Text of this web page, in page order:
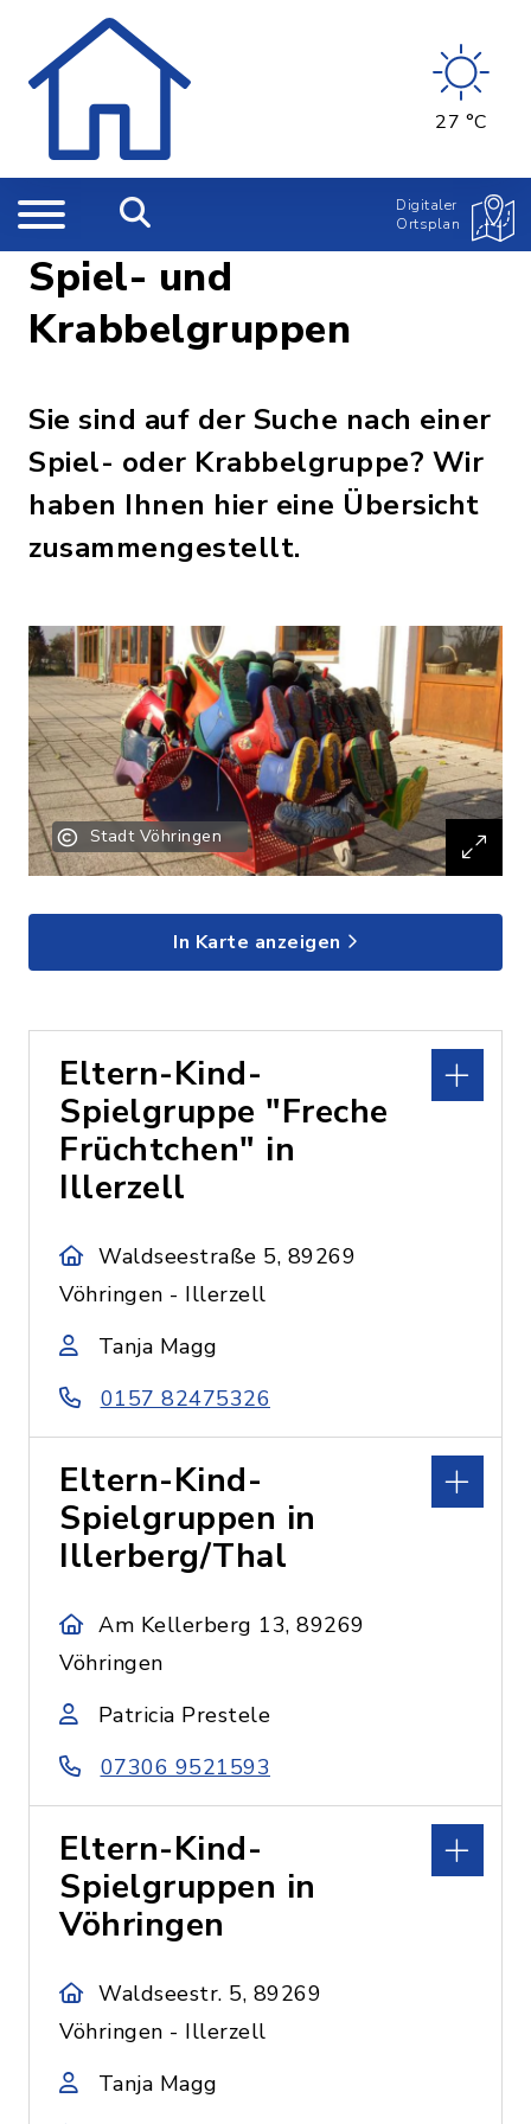
27 °C
Digitaler
Ortsplan
Spiel- und
Krabbelgruppen
Sie sind auf der Suche nach einer
Spiel- oder Krabbelgruppe? Wir
haben Ihnen hier eine Übersicht
zusammengestellt.
Stadt Vöhringen
In Karte anzeigen
Eltern-Kind-
Spielgruppe "Freche
Früchtchen" in
Illerzell
Waldseestraße 5, 89269
Vöhringen - Illerzell
Tanja Magg
0157 82475326
Eltern-Kind-
Spielgruppen in
Illerberg/Thal
Am Kellerberg 13, 89269
Vöhringen
Patricia Prestele
07306 9521593
Eltern-Kind-
Spielgruppen in
Vöhringen
Waldseestr. 5, 89269
Vöhringen - Illerzell
Tanja Magg